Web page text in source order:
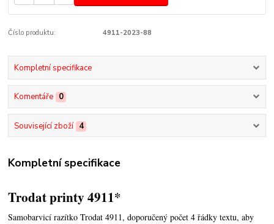
Číslo produktu: 4911-2023-88
Kompletní specifikace
Komentáře 0
Související zboží 4
Kompletní specifikace
Trodat printy 4911*
Samobarvicí razítko Trodat 4911, doporučený počet 4 řádky textu,aby